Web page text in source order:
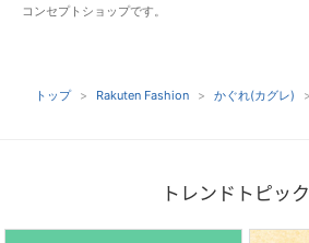
コンセプトショップです。
トップ Rakuten Fashion かぐれ(カグレ)
トレンドトピッ